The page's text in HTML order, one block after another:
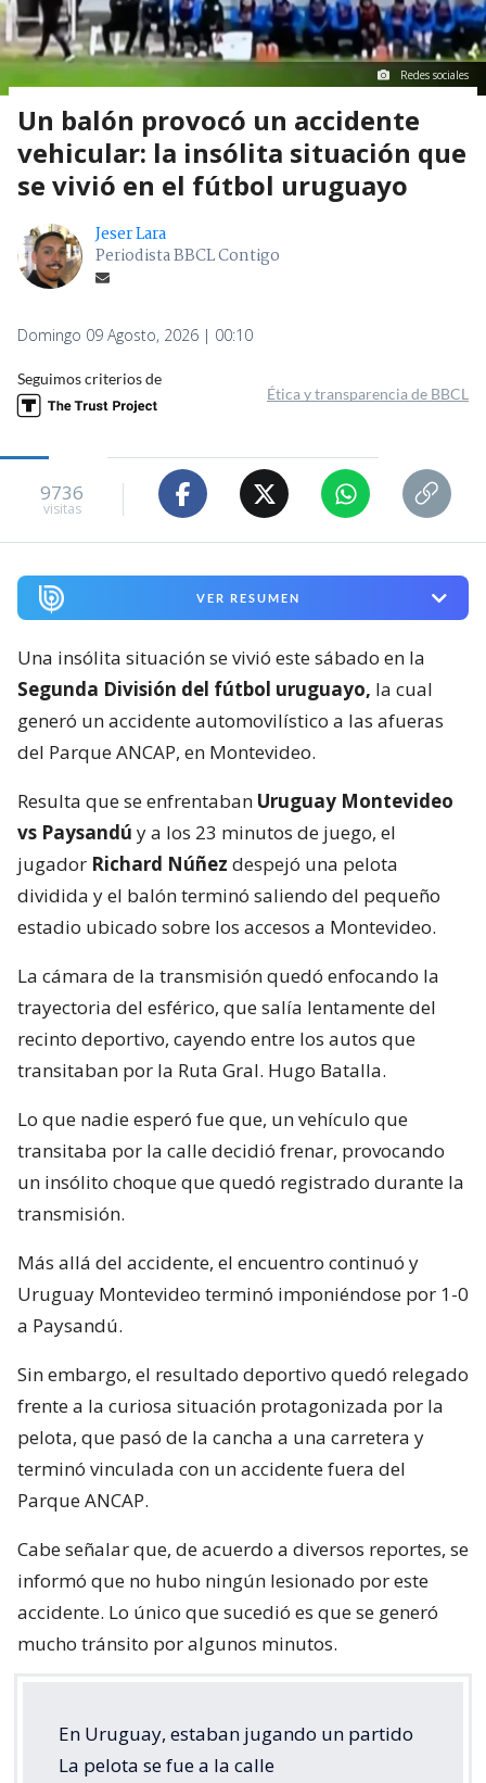
Redes sociales
Un balón provocó un accidente
vehicular: la insólita situación que
se vivió en el fútbol uruguayo
Jeser Lara
Periodista BBCL Contigo
Domingo 09 Agosto, 2026 | 00:10
Seguimos criterios de
Ética y transparencia de BBCL
9736
visitas
VER RESUMEN
Una insólita situación se vivió este sábado en la
Segunda División del fútbol uruguayo, la cual
generó un accidente automovilístico a las afueras
del Parque ANCAP, en Montevideo.
Resulta que se enfrentaban Uruguay Montevideo
vs Paysandú y a los 23 minutos de juego, el
jugador Richard Núñez despejó una pelota
dividida y el balón terminó saliendo del pequeño
estadio ubicado sobre los accesos a Montevideo.
La cámara de la transmisión quedó enfocando la
trayectoria del esférico, que salía lentamente del
recinto deportivo, cayendo entre los autos que
transitaban por la Ruta Gral. Hugo Batalla.
Lo que nadie esperó fue que, un vehículo que
transitaba por la calle decidió frenar, provocando
un insólito choque que quedó registrado durante la
transmisión.
Más allá del accidente, el encuentro continuó y
Uruguay Montevideo terminó imponiéndose por 1-0
a Paysandú.
Sin embargo, el resultado deportivo quedó relegado
frente a la curiosa situación protagonizada por la
pelota, que pasó de la cancha a una carretera y
terminó vinculada con un accidente fuera del
Parque ANCAP.
Cabe señalar que, de acuerdo a diversos reportes, se
informó que no hubo ningún lesionado por este
accidente. Lo único que sucedió es que se generó
mucho tránsito por algunos minutos.
En Uruguay, estaban jugando un partido
La pelota se fue a la calle